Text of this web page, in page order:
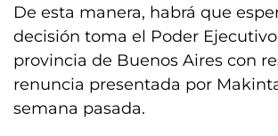
De esta manera, habrá que
decisión toma el Poder
provincia de Buenos Aires con
renuncia presentada por
semana pasada.